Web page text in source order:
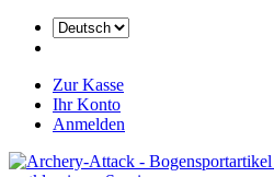
Zur Kasse
Ihr Konto
Anmelden